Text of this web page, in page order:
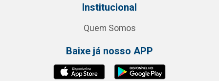
Institucional
Quem Somos
Baixe já nosso APP